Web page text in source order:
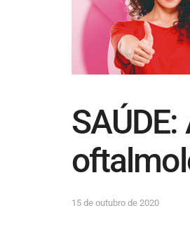
15 de outubro de 2020